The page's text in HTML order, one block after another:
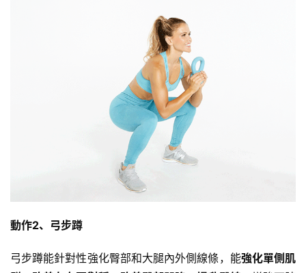
動作2、弓步蹲
弓步蹲能針對性強化臀部和大腿內外側線條，能強化單側肌